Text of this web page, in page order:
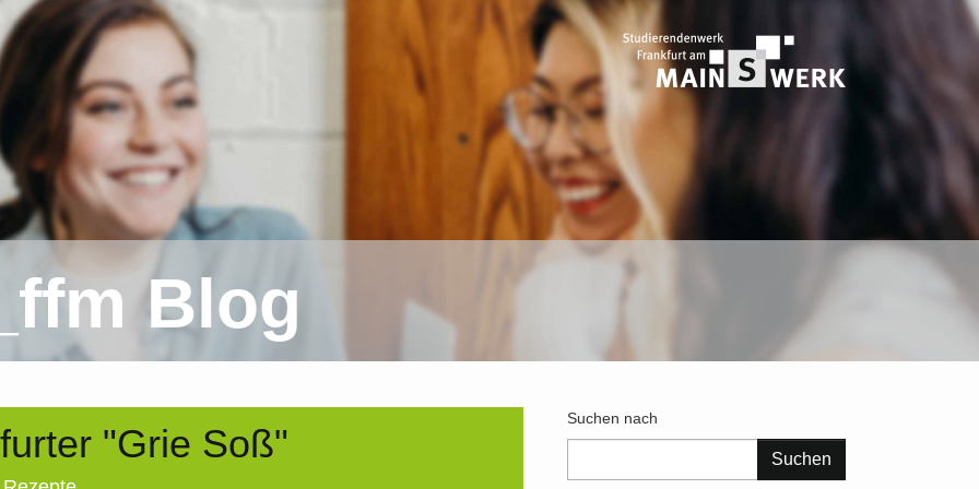
Blog
"Grie Soß" Suchformular
Suchen nach